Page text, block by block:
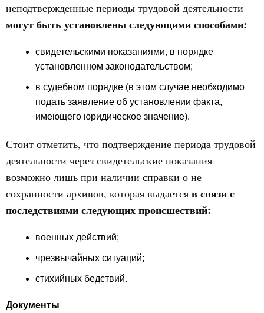
неподтвержденные периоды трудовой деятельности
могут быть установлены следующими способами:
свидетельскими показаниями, в порядке
установленном законодательством;
в судебном порядке (в этом случае необходимо
подать заявление об установлении факта,
имеющего юридическое значение).
Стоит отметить, что подтверждение периода трудовой
деятельности через свидетельские показания
возможно лишь при наличии справки о не
сохранности архивов, которая выдается в связи с
последствиями следующих происшествий:
военных действий;
чрезвычайных ситуаций;
стихийных бедствий.
Документы